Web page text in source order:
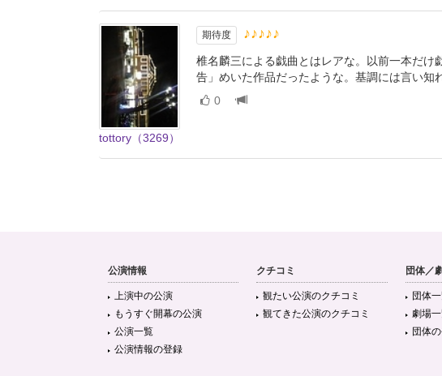
tottory（3269）
期待度 ♪♪♪♪♪
椎名麟三による戯曲とはレアな。以前一本だ
告」めいた作品だったような。基調には言い知
0
公演情報
上演中の公演
もうすぐ開幕の公演
公演一覧
公演情報の登録
クチコミ
観たい公演のクチコミ
観てきた公演のクチコミ
団体／
団体
劇場
団体